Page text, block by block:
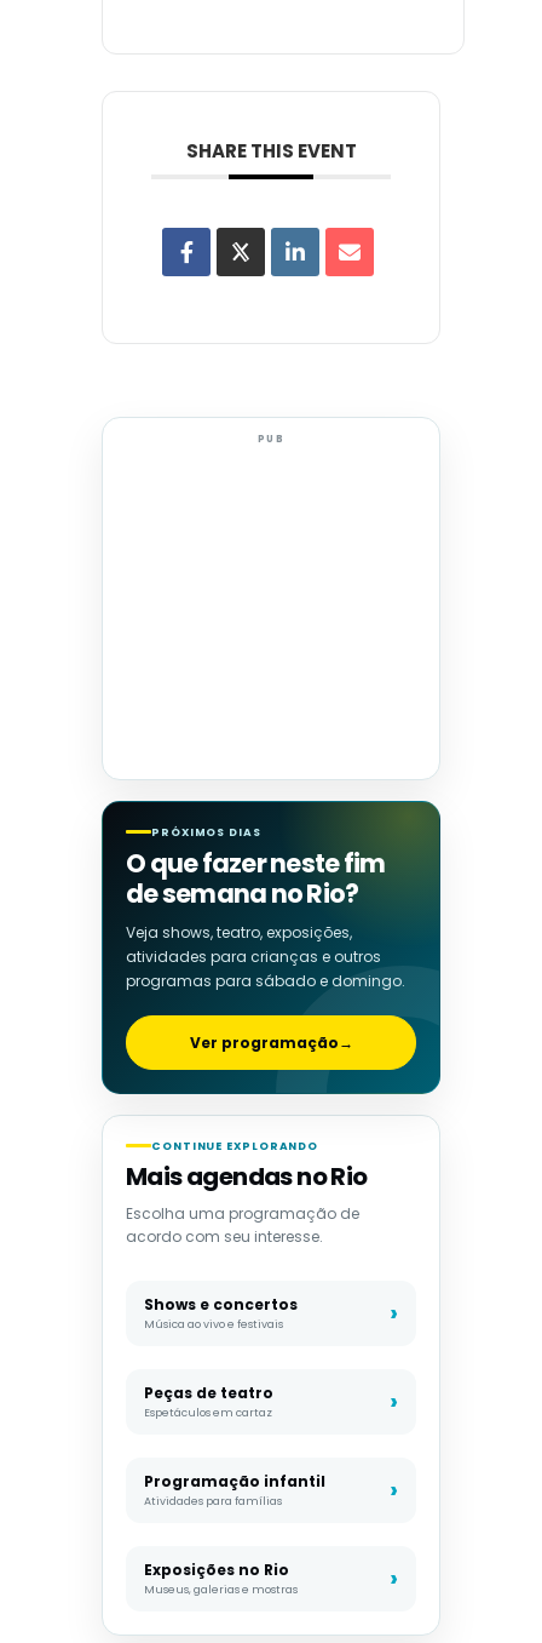
SHARE THIS EVENT
PUB
PRÓXIMOS DIAS
O que fazer neste fim
de semana no Rio?
Veja shows, teatro, exposições,
atividades para crianças e outros
programas para sábado e domingo.
Ver programação→
CONTINUE EXPLORANDO
Mais agendas no Rio
Escolha uma programação de
acordo com seu interesse.
Shows e concertos
Música ao vivo e festivais
Peças de teatro
Espetáculos em cartaz
Programação infantil
Atividades para famílias
Exposições no Rio
Museus, galerias e mostras